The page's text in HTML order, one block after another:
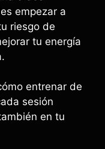
empezar a
riesgo de
tu energía
entrenar de
sesión
en tu